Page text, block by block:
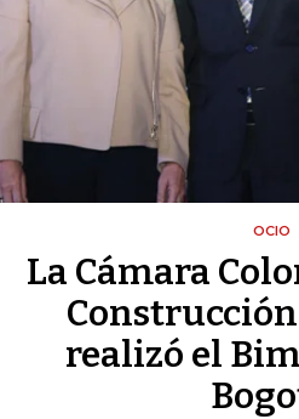
OCIO
La Cámara
realizó el